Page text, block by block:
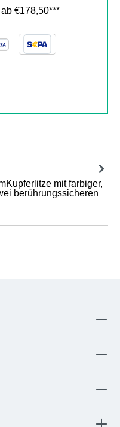
€178,50***
mit farbiger,
berührungssicheren